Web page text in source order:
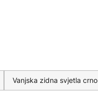
Vanjska zidna svjetla crno